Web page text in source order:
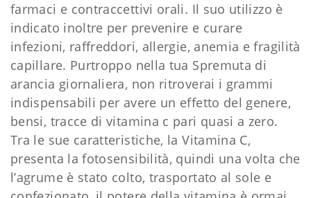
farmaci e contraccettivi orali. Il suo utilizzo è
indicato inoltre per prevenire e curare
infezioni, raffreddori, allergie, anemia e fragilità
capillare. Purtroppo nella tua Spremuta di
arancia giornaliera, non ritroverai i grammi
indispensabili per avere un effetto del genere,
bensi, tracce di vitamina c pari quasi a zero.
Tra le sue caratteristiche, la Vitamina C,
presenta la fotosensibilità, quindi una volta che
l’agrume è stato colto, trasportato al sole e